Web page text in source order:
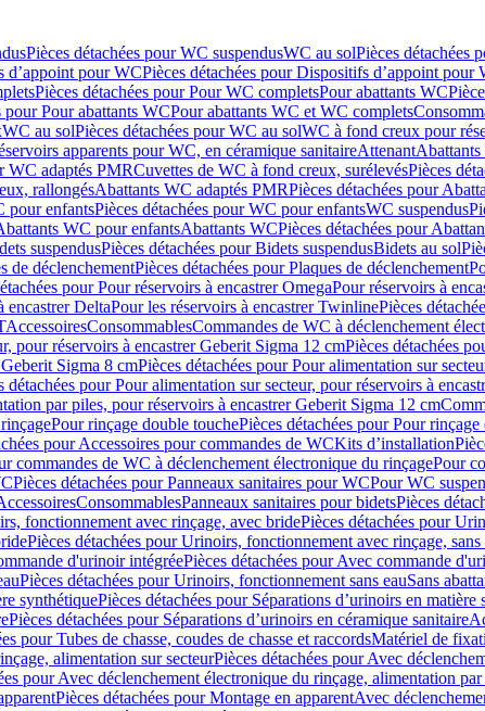
Pièces détachées pour WC suspendusWC au solPièces détachées
d’appoint pour WCPièces détachées pour Dispositifs d’appoint pour
Pièces détachées pour Pour WC completsPour abattants WC
pour Pour abattants WCPour abattants WC et WC complets
WC au solPièces détachées pour WC au solWC à fond creux pour
apparents pour WC, en céramique sanitaireAttenant
WC adaptés PMRCuvettes de WC à fond creux, surélevésPièces
rallongésAbattants WC adaptés PMRPièces détachées pour
pour enfantsPièces détachées pour WC pour enfantsWC suspendus
WC pour enfantsAbattants WCPièces détachées pour
suspendusPièces détachées pour Bidets suspendusBidets au sol
de déclenchementPièces détachées pour Plaques de déclenchement
pour Pour réservoirs à encastrer OmegaPour réservoirs à
encastrer DeltaPour les réservoirs à encastrer TwinlinePièces
AccessoiresConsommablesCommandes de WC à déclenchement
pour réservoirs à encastrer Geberit Sigma 12 cmPièces détachées
Sigma 8 cmPièces détachées pour Pour alimentation sur
détachées pour Pour alimentation sur secteur, pour réservoirs à
par piles, pour réservoirs à encastrer Geberit Sigma 12 cm
Pour rinçage double touchePièces détachées pour Pour
pour Accessoires pour commandes de WCKits d’installation
commandes de WC à déclenchement électronique du rinçagePour
Pièces détachées pour Panneaux sanitaires pour WCPour WC
ConsommablesPanneaux sanitaires pour bidetsPièces
fonctionnement avec rinçage, avec bridePièces détachées pour
Pièces détachées pour Urinoirs, fonctionnement avec rinçage,
d'urinoir intégréePièces détachées pour Avec commande
Pièces détachées pour Urinoirs, fonctionnement sans eauSans
synthétiquePièces détachées pour Séparations d’urinoirs en matière
Pièces détachées pour Séparations d’urinoirs en céramique sanitaire
pour Tubes de chasse, coudes de chasse et raccordsMatériel de
alimentation sur secteurPièces détachées pour Avec
pour Avec déclenchement électronique du rinçage, alimentation
Pièces détachées pour Montage en apparentAvec